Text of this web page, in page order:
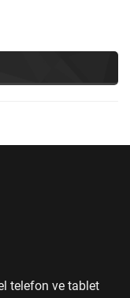
telefon ve tablet